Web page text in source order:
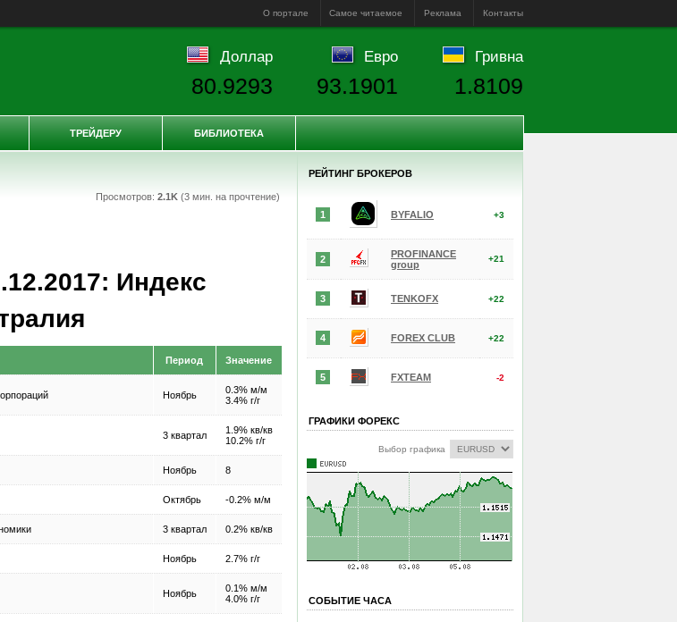
О портале Самое читаемое Реклама Контакты
Просмотров: 2.1K(3 мин. на прочтение)
Индекс
Период Значение
Ноябрь
0.3% м/м
3.4% г/г
3 квартал
1.9% кв/кв
10.2% г/г
Ноябрь 8
Октябрь -0.2% м/м
3 квартал 0.2% кв/кв
Ноябрь 2.7% г/г
Ноябрь
0.1% м/м
4.0% г/г
РЕЙТИНГ БРОКЕРОВ
1 BYFALIO +3
2
PROFINANCE
group
+21
3 TENKOFX +22
4 FOREX CLUB +22
5 FXTEAM -2
ГРАФИКИ ФОРЕКС
Выбор графика
СОБЫТИЕ ЧАСА
Доллар
80.9293
Евро
93.1901
Гривна
1.8109
ТРЕЙДЕРУ БИБЛИОТЕКА